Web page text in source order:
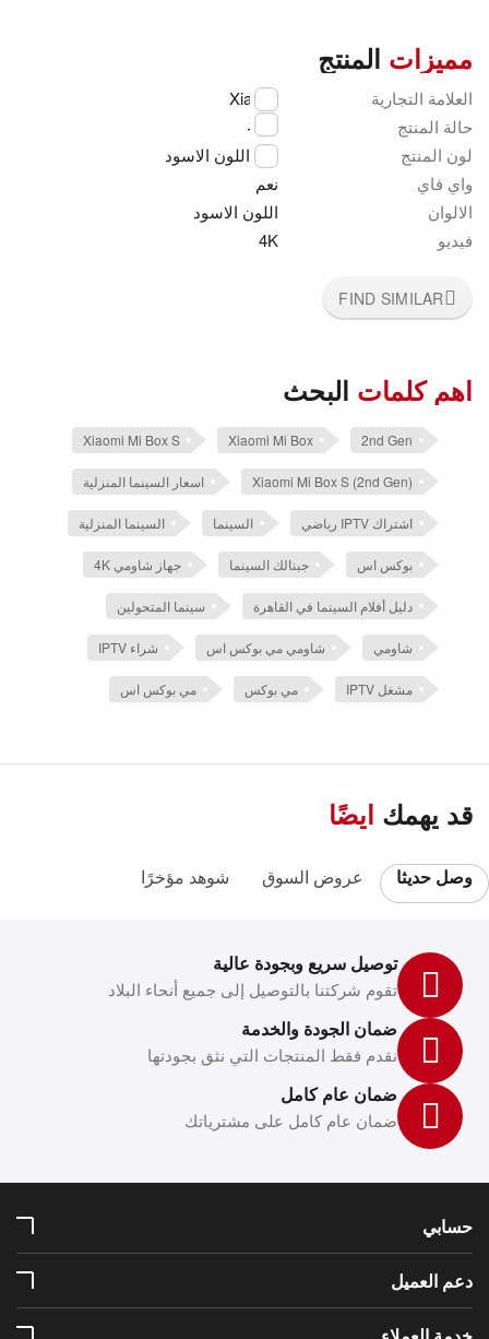
مميزات المنتج
العلامة التجارية
Xiaomi
حالة المنتج
جديد
لون المنتج
اللون الاسود
واي فاي
نعم
الالوان
اللون الاسود
فيديو
4K
FIND SIMILAR
اهم كلمات البحث
2nd Gen
Xiaomi Mi Box
Xiaomi Mi Box S
Xiaomi Mi Box S (2nd Gen) اسعار السينما المنزلية
اشتراك IPTV رياضي السينما السينما المنزلية
بوكس اس جبنالك السينما جهاز شاومي 4K
دليل أفلام السينما في القاهرة سينما المتحولين
شاومي شاومي مي بوكس اس شراء IPTV
مشغل IPTV مي بوكس مي بوكس اس
قد يهمك ايضًا
وصل حديثا عروض السوق شوهد مؤخرًا
توصيل سريع وبجودة عالية
تقوم شركتنا بالتوصيل إلى جميع أنحاء البلاد
ضمان الجودة والخدمة
نقدم فقط المنتجات التي نثق بجودتها
ضمان عام كامل
ضمان عام كامل على مشترياتك
حسابي
دعم العميل